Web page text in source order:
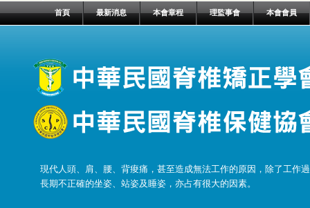
首頁 最新消息 本會章程 理監事會 本會會員
現代人頭、肩、腰、背痠痛，甚至造成無法工作的原因，除了工作
長期不正確的坐姿、站姿及睡姿，亦占有很大的因素。